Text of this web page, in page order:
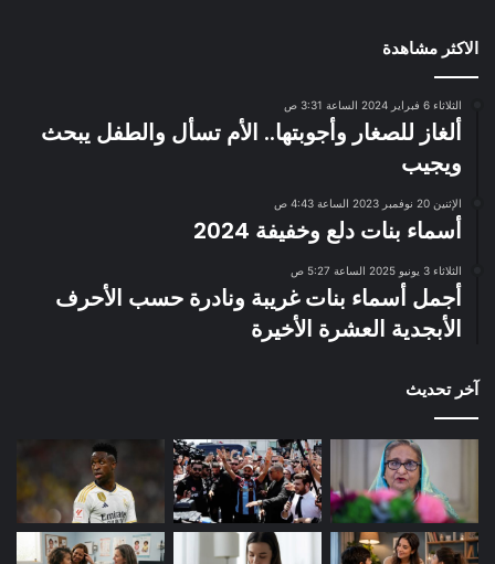
الاكثر مشاهدة
الثلاثاء 6 فبراير 2024 الساعة 3:31 ص
ألغاز للصغار وأجوبتها.. الأم تسأل والطفل يبحث
ويجيب
الإثنين 20 نوفمبر 2023 الساعة 4:43 ص
أسماء بنات دلع وخفيفة 2024
الثلاثاء 3 يونيو 2025 الساعة 5:27 ص
أجمل أسماء بنات غريبة ونادرة حسب الأحرف
الأبجدية العشرة الأخيرة
آخر تحديث